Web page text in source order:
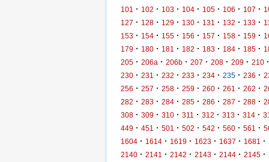
101
· 102 · 103 · 104 · 105 · 106 · 107 ·
127 · 128 · 129 · 130 · 131 · 132 · 133 ·
153 · 154 · 155 · 156 · 157 · 158 · 159 ·
179 · 180 · 181 · 182 · 183 · 184 · 185 ·
205 · 206a · 206b · 207 · 208 · 209 · 210 ·
230 · 231 · 232 · 233 · 234 · 235 · 236 ·
256 · 257 · 258 · 259 · 260 · 261 · 262 ·
282 · 283 · 284 · 285 · 286 · 287 · 288 ·
308 · 309 · 310 · 311 · 312 · 313 · 314 ·
449 · 451 · 501 · 502 · 542 · 560 · 561 ·
1604 · 1614 · 1619 · 1623 · 1637 · 1681 ·
2140 · 2141 · 2142 · 2143 · 2144 · 2145 ·